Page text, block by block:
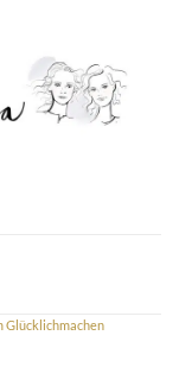
Glücklichmachen